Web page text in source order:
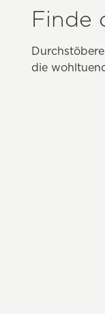
Finde
die